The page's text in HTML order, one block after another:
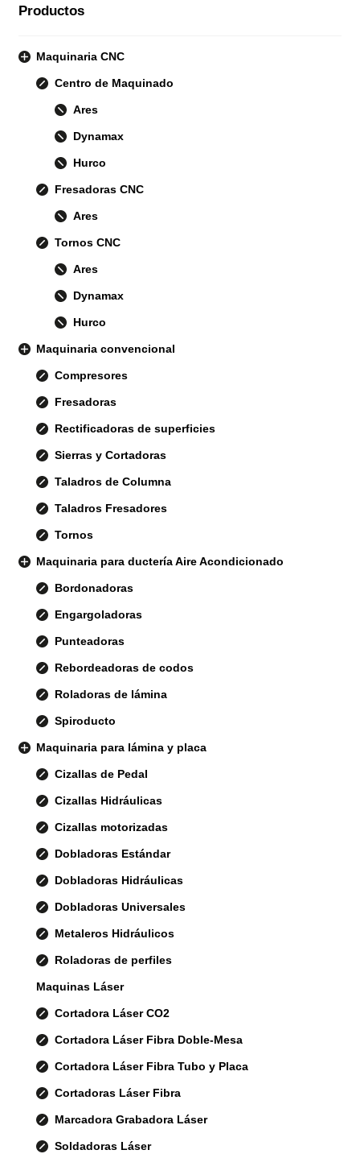
Productos
Maquinaria CNC
Centro de Maquinado
Ares
Dynamax
Hurco
Fresadoras CNC
Ares
Tornos CNC
Ares
Dynamax
Hurco
Maquinaria convencional
Compresores
Fresadoras
Rectificadoras de superficies
Sierras y Cortadoras
Taladros de Columna
Taladros Fresadores
Tornos
Maquinaria para ductería Aire Acondicionado
Bordonadoras
Engargoladoras
Punteadoras
Rebordeadoras de codos
Roladoras de lámina
Spiroducto
Maquinaria para lámina y placa
Cizallas de Pedal
Cizallas Hidráulicas
Cizallas motorizadas
Dobladoras Estándar
Dobladoras Hidráulicas
Dobladoras Universales
Metaleros Hidráulicos
Roladoras de perfiles
Maquinas Láser
Cortadora Láser CO2
Cortadora Láser Fibra Doble-Mesa
Cortadora Láser Fibra Tubo y Placa
Cortadoras Láser Fibra
Marcadora Grabadora Láser
Soldadoras Láser